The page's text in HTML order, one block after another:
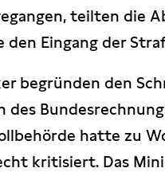
teilten die
den Eingang der
begründen den
des
hatte zu
kritisiert. Das